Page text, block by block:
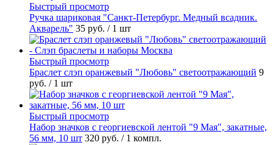
Быстрый просмотр
Ручка шариковая "Санкт-Петербург. Медный всадник.
Акварель" 35 руб. / 1 шт
Быстрый просмотр
Браслет слэп оранжевый "Любовь" светоотражающий 9
руб. / 1 шт
Быстрый просмотр
Набор значков с георгиевской лентой "9 Мая", закатные,
56 мм, 10 шт 320 руб. / 1 компл.